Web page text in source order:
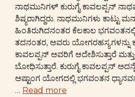
ನಾಥಮುನಿಗಳ್ ಕುರುಗೈ ಕಾವಲಪ್ಪನ್
ಶಿಷ್ಯರಾಗಿದ್ದರು. ನಾಥಮುನಿಗಳು ಕಾಟ್ಟು
ಹಿಂತಿರುಗಿದನಂತರ ಕೆಲಕಾಲ ಭಗವಂತನಲ್ಲಿ
ತದನಂತರ, ಅವರು ಯೋಗರಹಸ್ಯಗಳನ್ನು
ಕಾವಲಪ್ಪನ್ ಅವರಿಗೆ ಆದೇಶಿಸುತ್ತಾರೆ
ಬೋಧಿಸುತ್ತಾರೆ. ಕುರುಗೈ ಕಾವಲಪ್ಪನ್
ಅಷ್ಟಾಂಗ ಯೋಗದಲ್ಲಿ ಭಗವಂತನ
… Read more